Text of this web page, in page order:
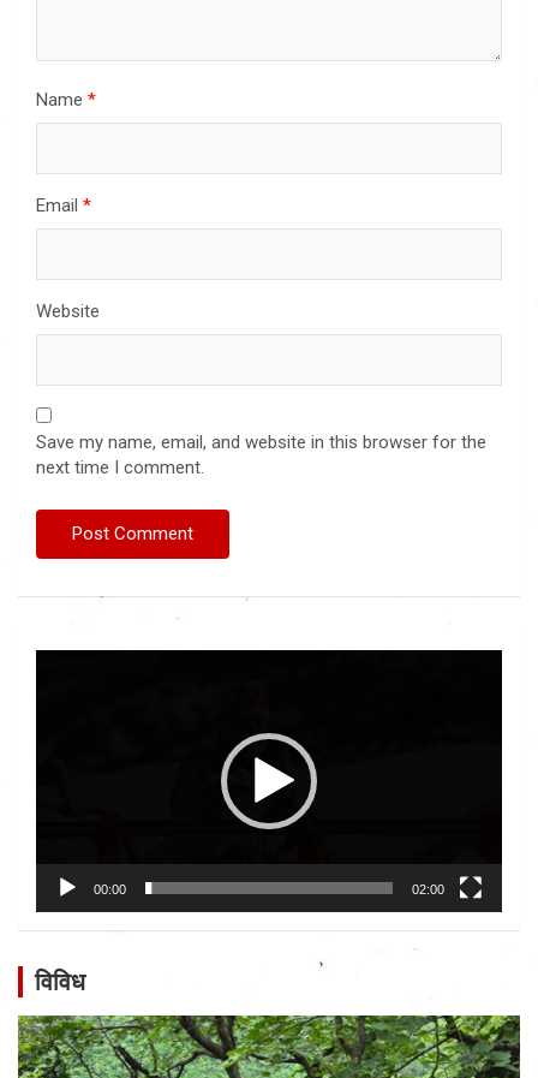
Name *
Email *
Website
Save my name, email, and website in this browser for the
next time I comment.
00:00 02:00
विविध